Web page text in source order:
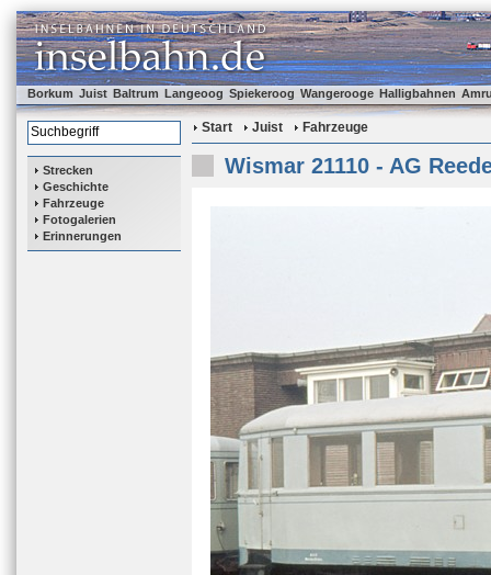
Borkum Juist Baltrum Langeoog Spiekeroog Wangerooge Halligbahnen
Strecken
Geschichte
Fahrzeuge
Fotogalerien
Erinnerungen
Start Juist Fahrzeuge
Wismar 21110 - AG